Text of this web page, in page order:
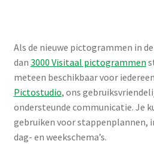
Als de nieuwe pictogrammen in
dan 3000 Visitaal pictogrammen
meteen beschikbaar voor
Pictostudio, ons
ondersteunde communicatie. Je
gebruiken voor
dag- en weekschema’s.